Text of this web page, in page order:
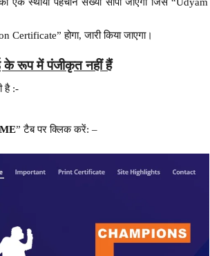
होगा, जारी किया जाएगा।
के रूप में पंजीकृत नहीं हैं
है :-
” टैब पर क्लिक करें: –